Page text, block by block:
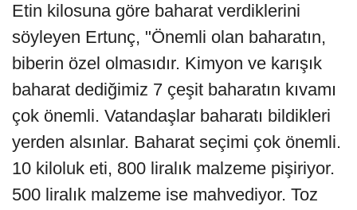
Etin kilosuna göre baharat verdiklerini
söyleyen Ertunç, "Önemli olan baharatın,
biberin özel olmasıdır. Kimyon ve karışık
baharat dediğimiz 7 çeşit baharatın kıvamı
çok önemli. Vatandaşlar baharatı bildikleri
yerden alsınlar. Baharat seçimi çok önemli.
10 kiloluk eti, 800 liralık malzeme pişiriyor.
500 liralık malzeme ise mahvediyor. Toz